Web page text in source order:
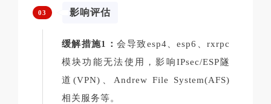
03 影响评估
缓解措施1：会导致esp4、esp6、rxrpc
模块功能无法使用，影响IPsec/ESP隧
道(VPN)、Andrew File System(AFS)
相关服务等。